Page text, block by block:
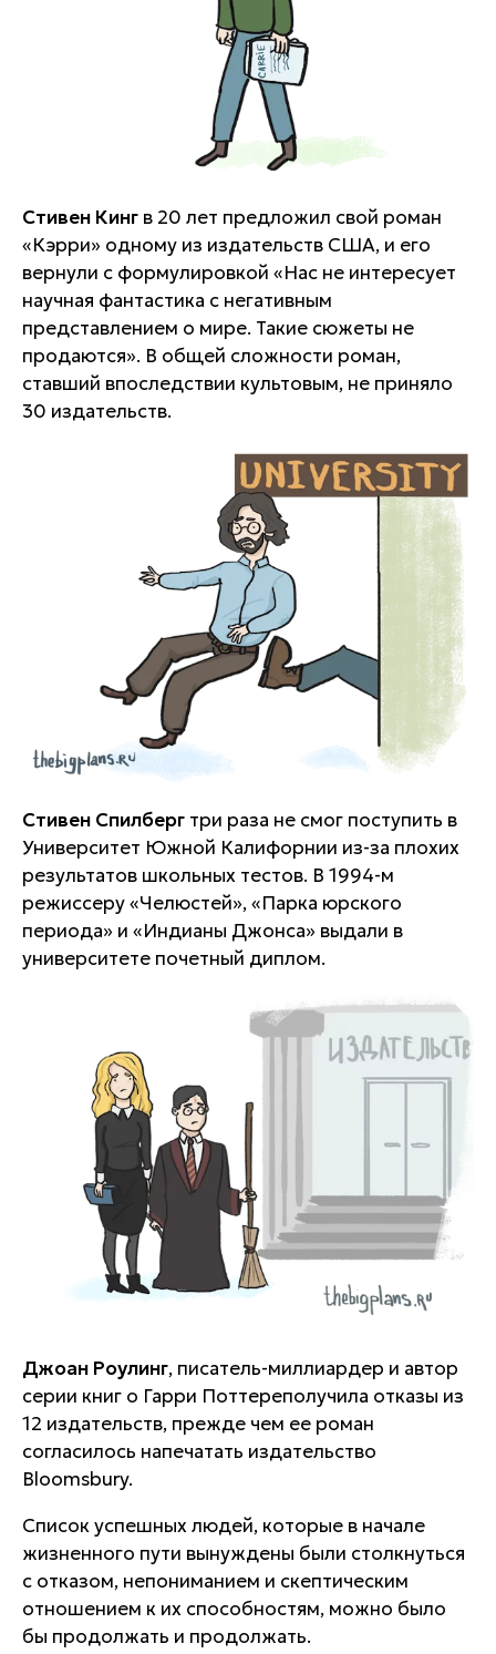
Стивен Кинг в 20 лет предложил свой роман
«Кэрри» одному из издательств США, и его
вернули с формулировкой «Нас не интересует
научная фантастика с негативным
представлением о мире. Такие сюжеты не
продаются». В общей сложности роман,
ставший впоследствии культовым, не приняло
30 издательств.
Стивен Спилберг три раза не смог поступить в
Университет Южной Калифорнии из-за плохих
результатов школьных тестов. В 1994-м
режиссеру «Челюстей», «Парка юрского
периода» и «Индианы Джонса» выдали в
университете почетный диплом.
Джоан Роулинг, писатель-миллиардер и автор
серии книг о Гарри Поттереполучила отказы из
12 издательств, прежде чем ее роман
согласилось напечатать издательство
Bloomsbury.
Список успешных людей, которые в начале
жизненного пути вынуждены были столкнуться
с отказом, непониманием и скептическим
отношением к их способностям, можно было
бы продолжать и продолжать.